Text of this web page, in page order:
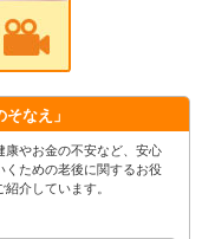
そなえ」
康やお金の不安など、安心
くための老後に関するお役
介しています。